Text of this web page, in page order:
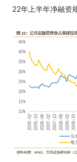
22年上半年净融资